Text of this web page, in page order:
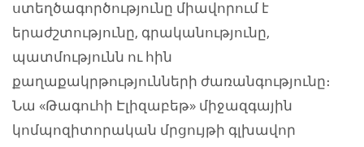
ստեղծագործությունը միավորում է
երաժշտությունը, գրականությունը,
պատմությունն ու հին
քաղաքակրթությունների ժառանգությունը։
Նա «Թագուհի Էլիզաբեթ» միջազգային
կոմպոզիտորական մրցույթի գլխավոր